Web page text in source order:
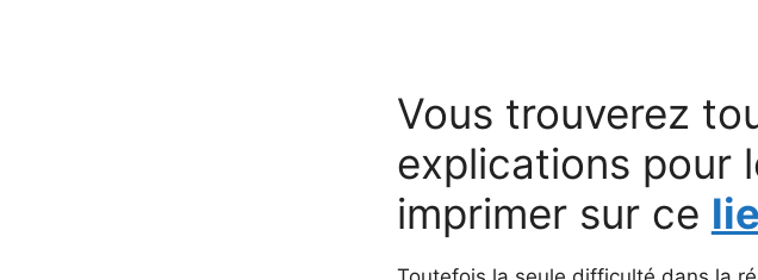
Vous trouverez
explications pour
imprimer sur ce